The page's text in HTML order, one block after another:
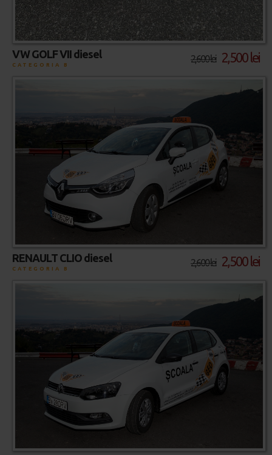
2,600 lei 2,500 lei
VW GOLF VII diesel
CATEGORIA B
2,600 lei 2,500 lei
RENAULT CLIO diesel
CATEGORIA B